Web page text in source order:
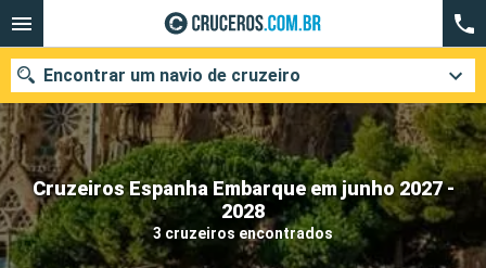
Cruzeiros Espanha Embarque em junho 2027 -
2028
3 cruzeiros encontrados
Encontrar um navio de cruzeiro
Quando ir?
Data de partida